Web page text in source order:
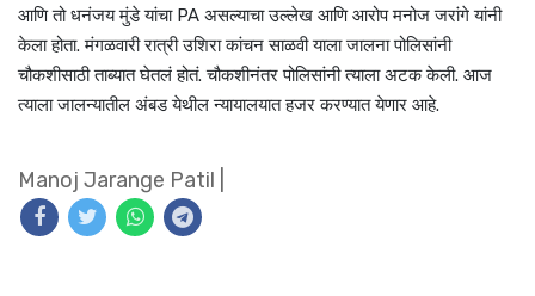
आणि तो धनंजय मुंडे यांचा PA असल्याचा उल्लेख आणि आरोप मनोज जरांगे यांनी
केला होता. मंगळवारी रात्री उशिरा कांचन साळवी याला जालना पोलिसांनी
चौकशीसाठी ताब्यात घेतलं होतं. चौकशीनंतर पोलिसांनी त्याला अटक केली. आज
त्याला जालन्यातील अंबड येथील न्यायालयात हजर करण्यात येणार आहे.
Manoj Jarange Patil